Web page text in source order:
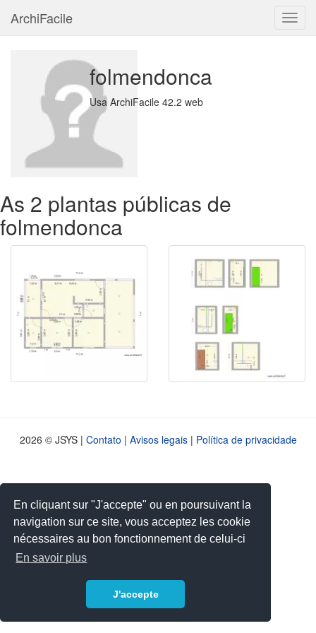
En cliquant sur "J'accepte" ou en poursuivant la
navigation sur ce site, vous acceptez les cookie
nécessaires au bon fonctionnement de celui-ci
En savoir plus
J'accepte
ArchiFacile
folmendonca
Usa ArchiFacile 42.2 web
As 2 plantas públicas de
folmendonca
2026 © JSYS | Contato | Avisos legais| Política de privacidade